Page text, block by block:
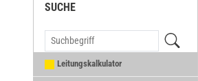
SUCHE
Leitungskalkulator